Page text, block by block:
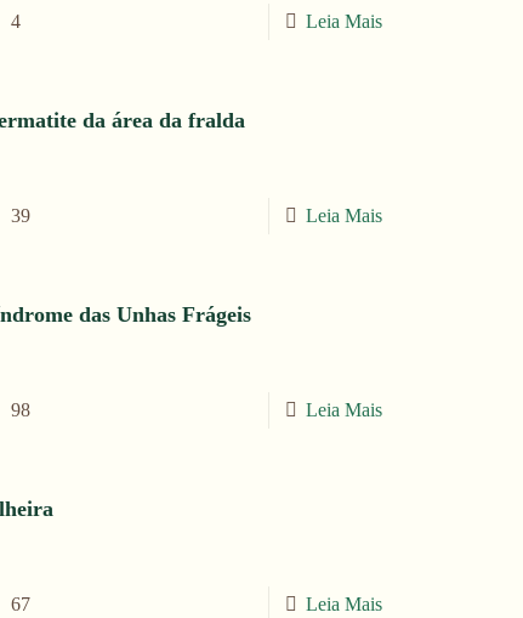
4 Leia Mais
da área da fralda
39 Leia Mais
das Unhas Frágeis
98 Leia Mais
67 Leia Mais